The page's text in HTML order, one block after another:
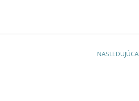
NASLEDUJÚCA